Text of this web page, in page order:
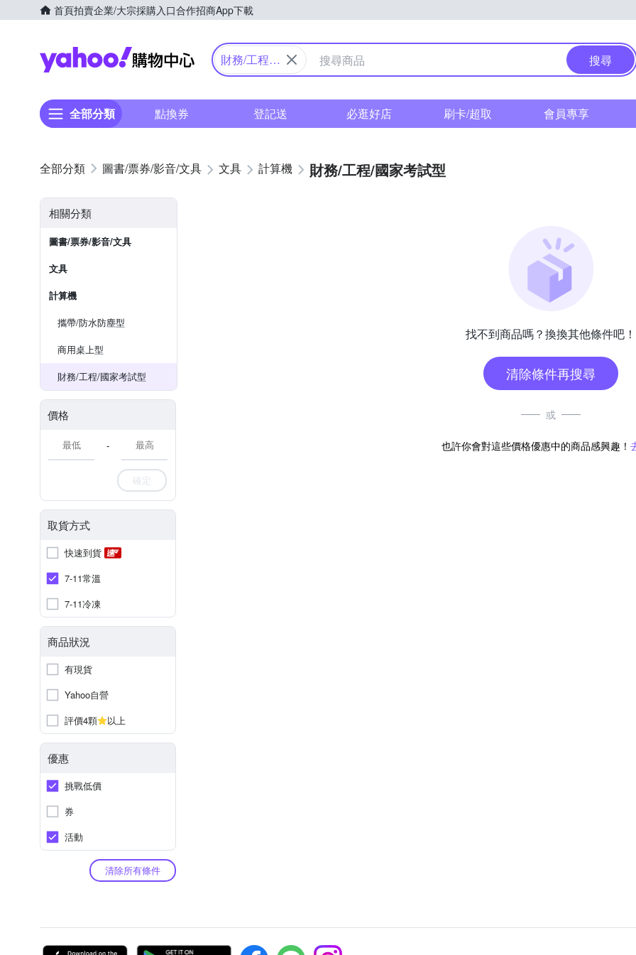
首頁拍賣企業/大宗採購入口合作招商App下載
Yahoo購物中心
財務/工程/
搜尋
全部分類 點換券 登記送 必逛好店 刷卡/超取 會員專享
圖書/票券/影音/文具 文具 計算機 財務/工程/國家考試型
相關分類
圖書/票券/影音/文具
文具
計算機
攜帶/防水防塵型
商用桌上型
財務/工程/國家考試型
價格
-
確定
取貨方式
快速到貨
7-11常溫
7-11冷凍
商品狀況
有現貨
Yahoo自營
評價4顆
以上
優惠
挑戰低價
券
活動
清除所有條件
找不到商品嗎？換換其他條件吧！
清除條件再搜尋
或
也許你會對這些價格優惠中的商品感興趣！